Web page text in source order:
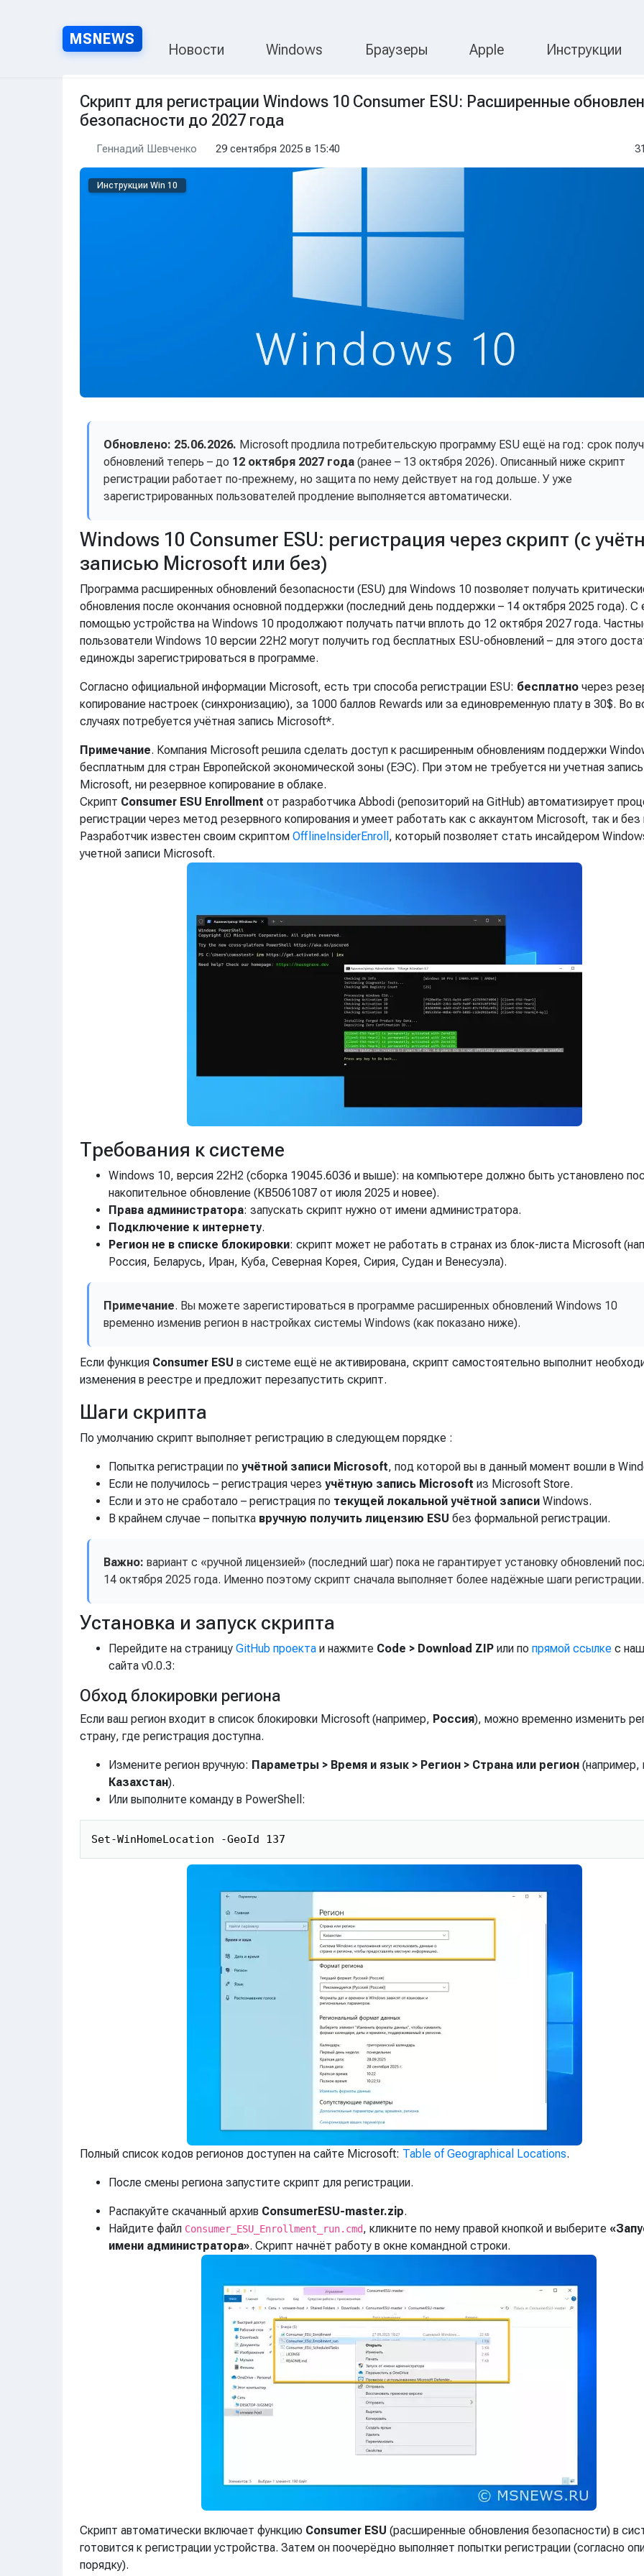
MSNEWS.RU — Новости Microsoft и
MSNEWS
Новости Windows Браузеры Apple Инструкции
Скрипт для регистрации Windows 10 Consumer ESU: Расширенные
безопасности до 2027 года
Геннадий Шевченко 29 сентября 2025 в 15:40
Инструкции Win 10
Обновлено: 25.06.2026. Microsoft продлила потребительскую программу ESU ещё на год: срок
обновлений теперь – до 12 октября 2027 года (ранее – 13 октября 2026). Описанный ниже скрипт
регистрации работает по-прежнему, но защита по нему действует на год дольше. У уже
зарегистрированных пользователей продление выполняется автоматически.
Windows 10 Consumer ESU: регистрация через скрипт (с
записью Microsoft или без)
Программа расширенных обновлений безопасности (ESU) для Windows 10 позволяет получать
обновления после окончания основной поддержки (последний день поддержки – 14 октября 2025 года). С
помощью устройства на Windows 10 продолжают получать патчи вплоть до 12 октября 2027 года.
пользователи Windows 10 версии 22H2 могут получить год бесплатных ESU-обновлений – для этого
единожды зарегистрироваться в программе.
Согласно официальной информации Microsoft, есть три способа регистрации ESU: бесплатно через
копирование настроек (синхронизацию), за 1000 баллов Rewards или за единовременную плату в 30$. Во
случаях потребуется учётная запись Microsoft*.
Примечание. Компания Microsoft решила сделать доступ к расширенным обновлениям поддержки
бесплатным для стран Европейской экономической зоны (ЕЭС). При этом не требуется ни учетная запись
Microsoft, ни резервное копирование в облаке.
Скрипт Consumer ESU Enrollment от разработчика Abbodi (репозиторий на GitHub) автоматизирует
регистрации через метод резервного копирования и умеет работать как с аккаунтом Microsoft, так и без
Разработчик известен своим скриптом OfflineInsiderEnroll , который позволяет стать инсайдером
учетной записи Microsoft.
Требования к системе
Windows 10, версия 22H2 (сборка 19045.6036 и выше): на компьютере должно быть установлено
накопительное обновление (KB5061087 от июля 2025 и новее).
Права администратора: запускать скрипт нужно от имени администратора.
Подключение к интернету.
Регион не в списке блокировки: скрипт может не работать в странах из блок-листа Microsoft
Россия, Беларусь, Иран, Куба, Северная Корея, Сирия, Судан и Венесуэла).
Примечание. Вы можете зарегистироваться в программе расширенных обновлений Windows 10
временно изменив регион в настройках системы Windows (как показано ниже).
Если функция Consumer ESU в системе ещё не активирована, скрипт самостоятельно выполнит
изменения в реестре и предложит перезапустить скрипт.
Шаги скрипта
По умолчанию скрипт выполняет регистрацию в следующем порядке :
Попытка регистрации по учётной записи Microsoft, под которой вы в данный момент вошли в
Если не получилось – регистрация через учётную запись Microsoft из Microsoft Store.
Если и это не сработало – регистрация по текущей локальной учётной записи Windows.
В крайнем случае – попытка вручную получить лицензию ESU без формальной регистрации.
Важно: вариант с «ручной лицензией» (последний шаг) пока не гарантирует установку обновлений
14 октября 2025 года. Именно поэтому скрипт сначала выполняет более надёжные шаги регистрации.
Установка и запуск скрипта
Перейдите на страницу GitHub проекта и нажмите Code > Download ZIP или по прямой ссылке с
сайта v0.0.3:
Обход блокировки региона
Если ваш регион входит в список блокировки Microsoft (например, Россия), можно временно изменить
страну, где регистрация доступна.
Измените регион вручную: Параметры > Время и язык > Регион > Страна или регион (например,
Казахстан).
Или выполните команду в PowerShell:
Полный список кодов регионов доступен на сайте Microsoft: Table of Geographical Locations.
После смены региона запустите скрипт для регистрации.
Распакуйте скачанный архив ConsumerESU-master.zip.
Найдите файл Consumer_ESU_Enrollment_run.cmd, кликните по нему правой кнопкой и выберите
имени администратора». Скрипт начнёт работу в окне командной строки.
Скрипт автоматически включает функцию Consumer ESU (расширенные обновления безопасности) в
готовится к регистрации устройства. Затем он поочерёдно выполняет попытки регистрации (согласно
порядку).